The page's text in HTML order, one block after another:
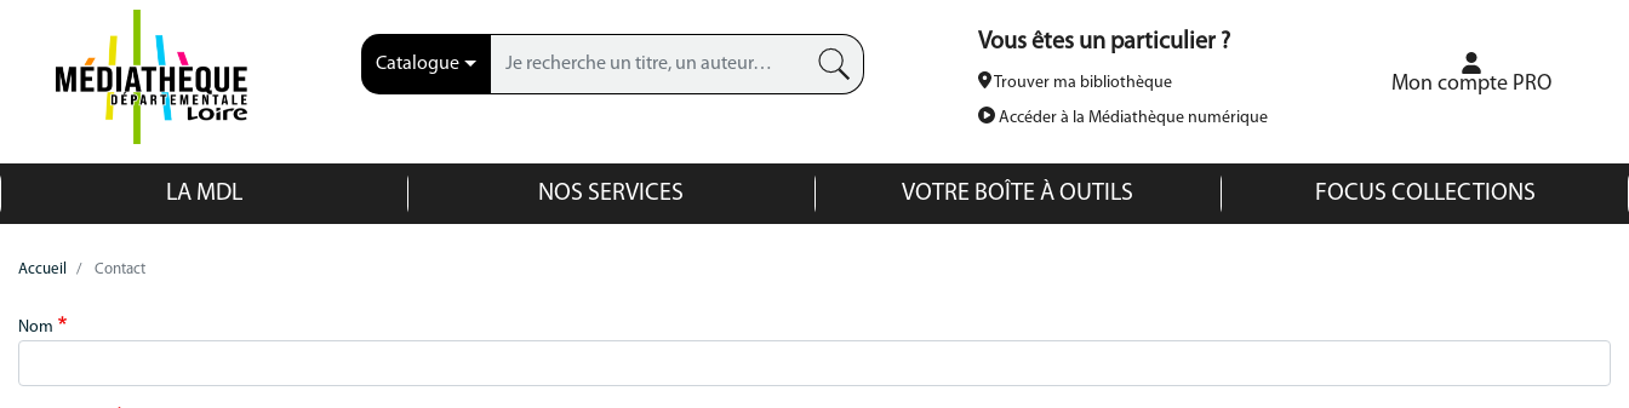
au
contenu
principal
Catalogue
Vous êtes un particulier ?
Trouver ma bibliothèque
Accéder à la Médiathèque numérique
Mon compte PRO
LA MDL NOS SERVICES VOTRE BOÎTE À OUTILS FOCUS COLLECTIONS
Accueil Contact
Nom